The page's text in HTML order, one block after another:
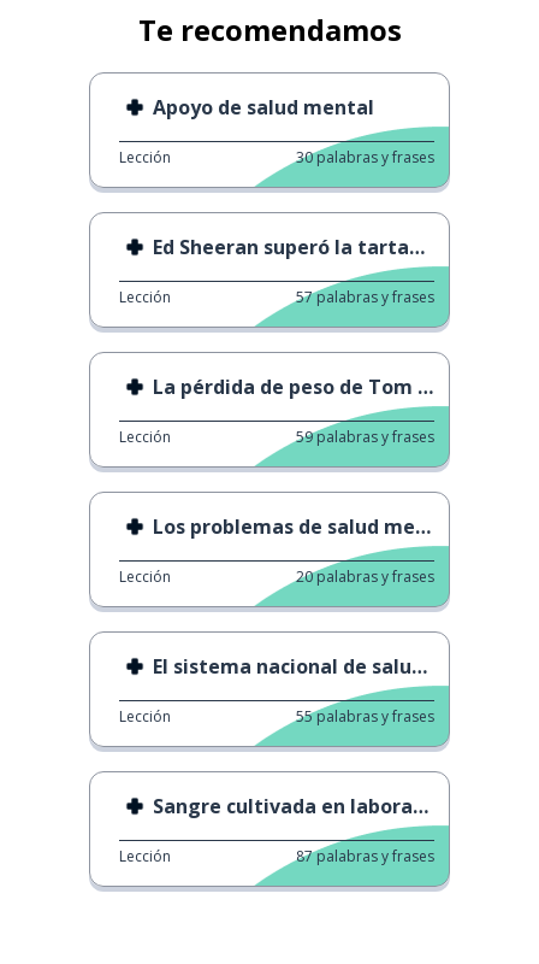
Te recomendamos
Apoyo de salud mental
Lección 30palabras y frases
Ed Sheeran superó la tartamudez
Lección 57palabras y frases
La pérdida de peso de Tom Kerridge
Lección 59palabras y frases
Los problemas de salud mental
Lección 20palabras y frases
El sistema nacional de salud inglés
Lección 55palabras y frases
Sangre cultivada en laboratorio
Lección 87palabras y frases